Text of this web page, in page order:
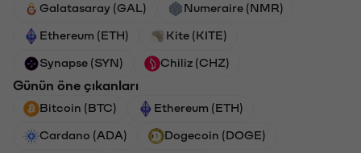
Galatasaray (GAL) Numeraire (NMR)
Ethereum (ETH) Kite (KITE)
Synapse (SYN) Chiliz (CHZ)
Günün öne çıkanları
Bitcoin (BTC) Ethereum (ETH)
Cardano (ADA) Dogecoin (DOGE)